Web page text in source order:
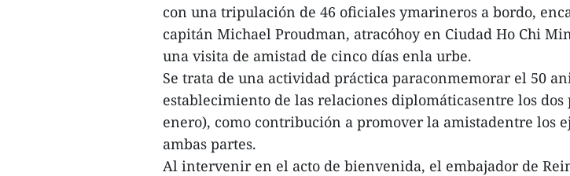
con una tripulación de 46 oficiales ymarineros a bordo,
capitán Michael Proudman, atracóhoy en Ciudad Ho Chi
una visita de amistad de cinco días enla urbe.
Se trata de una actividad práctica paraconmemorar el 50
establecimiento de las relaciones diplomáticasentre los dos
enero), como contribución a promover la amistadentre los
ambas partes.
Al intervenir en el acto de bienvenida, el embajador de